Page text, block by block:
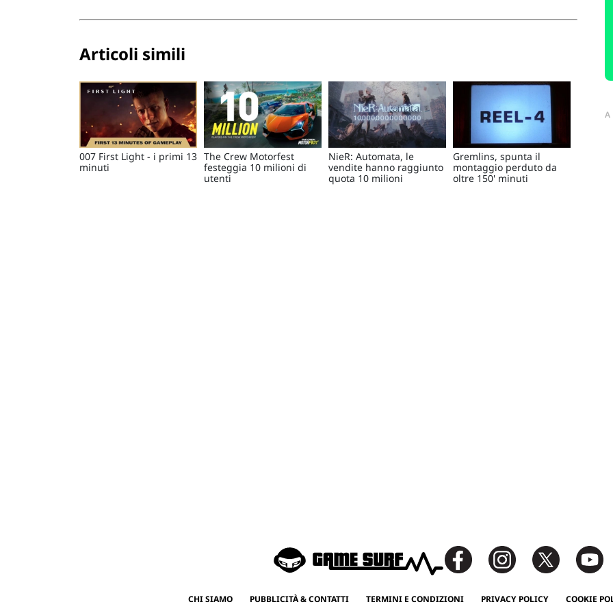
Articoli simili
007 First Light - i primi 13
minuti
The Crew Motorfest
festeggia 10 milioni di
utenti
NieR: Automata, le
vendite hanno raggiunto
quota 10 milioni
Gremlins, spunta il
montaggio perduto da
oltre 150' minuti
CHI SIAMO PUBBLICITÀ & CONTATTI TERMINI E CONDIZIONI PRIVACY POLICY COOKIE